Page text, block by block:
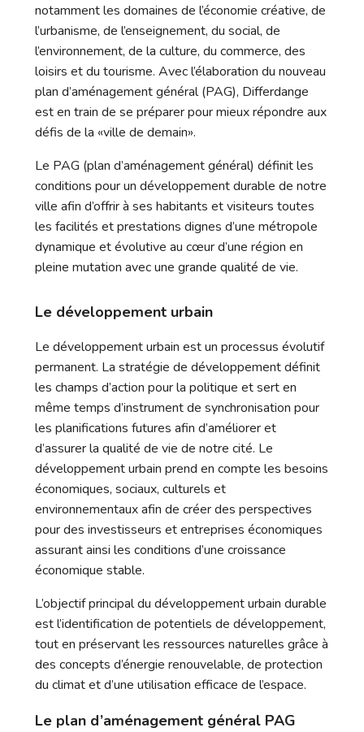
notamment les domaines de l’économie créative, de
l’urbanisme, de l’enseignement, du social, de
l’environnement, de la culture, du commerce, des
loisirs et du tourisme. Avec l’élaboration du nouveau
plan d’aménagement général (PAG), Differdange
est en train de se préparer pour mieux répondre aux
défis de la «ville de demain».
Le PAG (plan d’aménagement général) définit les
conditions pour un développement durable de notre
ville afin d’offrir à ses habitants et visiteurs toutes
les facilités et prestations dignes d’une métropole
dynamique et évolutive au cœur d’une région en
pleine mutation avec une grande qualité de vie.
Le développement urbain
Le développement urbain est un processus évolutif
permanent. La stratégie de développement définit
les champs d’action pour la politique et sert en
même temps d’instrument de synchronisation pour
les planifications futures afin d’améliorer et
d’assurer la qualité de vie de notre cité. Le
développement urbain prend en compte les besoins
économiques, sociaux, culturels et
environnementaux afin de créer des perspectives
pour des investisseurs et entreprises économiques
assurant ainsi les conditions d’une croissance
économique stable.
L’objectif principal du développement urbain durable
est l’identification de potentiels de développement,
tout en préservant les ressources naturelles grâce à
des concepts d’énergie renouvelable, de protection
du climat et d’une utilisation efficace de l’espace.
Le plan d’aménagement général PAG